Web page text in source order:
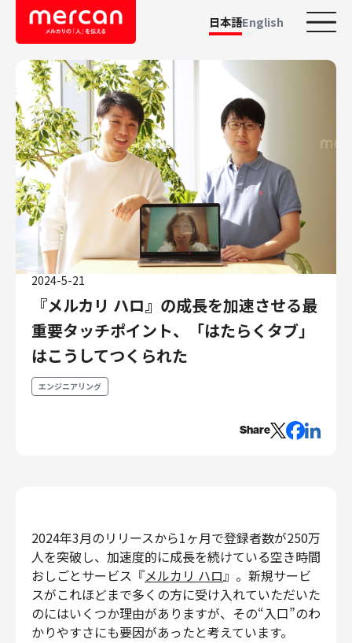
日本語English
カテゴリーから探す
会社・事業
鹿島アントラーズ
Ads
メルカリ
メルペイ
メルコイン
メルカリShops
メルカリR4Dラボ
AI/LLM
職種
エンジニアリング
エンジニアリング
カスタマーサービス
営業
マーケティング・PR
プロダクトマネジメント
データアナリティクス
2024-5-21
『メルカリ ハロ』の成長を加速させる最
重要タッチポイント、「はたらくタブ」
はこうしてつくられた
エンジニアリング
Share
2024年3月のリリースから1ヶ月で登録者数が250万
人を突破し、加速度的に成長を続けている空き時間
おしごとサービス『メルカリ ハロ』。新規サービ
スがこれほどまで多くの方に受け入れていただいた
のにはいくつか理由がありますが、その“入口”のわ
かりやすさにも要因があったと考えています。